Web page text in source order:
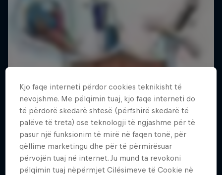
Kjo faqe interneti përdor cookies teknikisht të
nevojshme. Me pëlqimin tuaj, kjo faqe interneti do
të përdorë skedarë shtesë (përfshirë skedarë të
palëve të treta) ose teknologji të ngjashme për të
pasur një funksionim të mirë në faqen tonë, për
qëllime marketingu dhe për të përmirësuar
përvojën tuaj në internet. Ju mund ta revokoni
pëlqimin tuaj nëpërmjet Cilësimeve të Cookie në